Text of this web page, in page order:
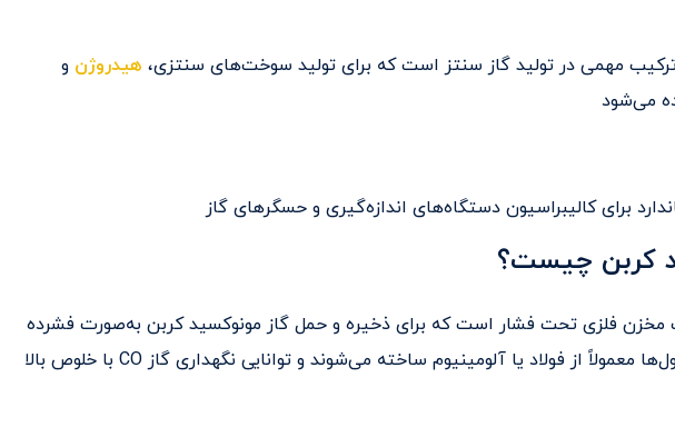
مهمی در تولید گاز سنتز است که برای تولید سوخت‌های سنتزی، هیدروژن و
می‌شود
برای کالیبراسیون دستگاه‌های اندازه‌گیری و حسگرهای گاز
کربن چیست؟
فلزی تحت فشار است که برای ذخیره و حمل گاز مونوکسید کربن به‌صورت فشرده
استفاده می‌شود. این کپسول‌ها معمولاً از فولاد یا آلومینیوم ساخته می‌شوند و توانایی نگهداری گاز CO با خلوص بالا